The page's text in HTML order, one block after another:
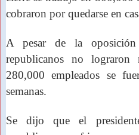
cobraron por quedarse en
A pesar de la
republicanos no
280,000 empleados se
semanas.
Se dijo que
el